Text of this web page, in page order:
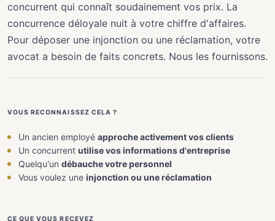
concurrent qui connaît soudainement vos prix. La
concurrence déloyale nuit à votre chiffre d'affaires.
Pour déposer une injonction ou une réclamation, votre
avocat a besoin de faits concrets. Nous les fournissons.
VOUS RECONNAISSEZ CELA ?
Un ancien employéapproche activement vos clients
Un concurrentutilise vos informations d'entreprise
Quelqu'undébauche votre personnel
Vous voulez uneinjonction ou une réclamation
CE QUE VOUS RECEVEZ